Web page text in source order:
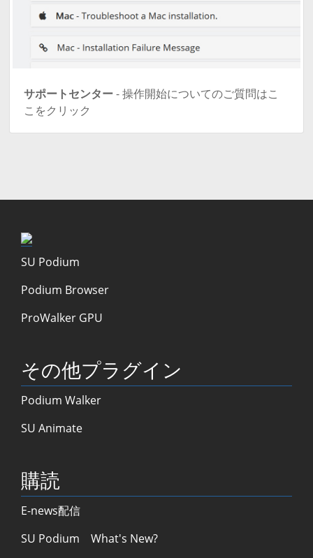
サポートセンター- 操作開始についてのご質問はこ
こをクリック
SU Podium
Podium Browser
ProWalker GPU
その他プラグイン
Podium Walker
SU Animate
購読
E-news配信
SU Podium What's New?